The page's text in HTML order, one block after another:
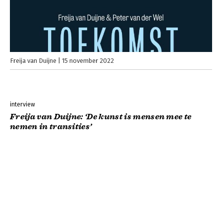
Freija van Duijne 15 november 2022
interview
Freija van Duijne: ‘De kunst is mensen mee te
nemen in transities’